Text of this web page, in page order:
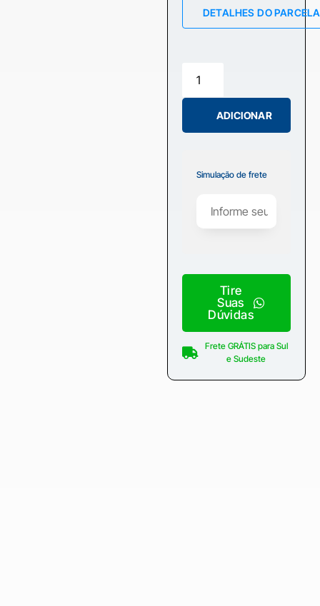
DETALHES DO
ADICIONAR
Simulação de frete
Tire
Suas
Dúvidas
Frete GRÁTIS para Sul
e Sudeste